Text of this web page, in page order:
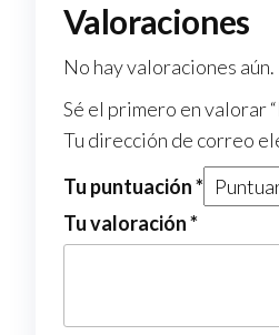
Valoraciones
No hay valoraciones aún.
Sé el primero en valorar
Tu dirección de correo
Tu puntuación*
Tu valoración*